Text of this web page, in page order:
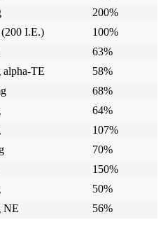
200%
I.E.)
100%
63%
alpha-TE
58%
68%
64%
107%
70%
150%
50%
NE 56%